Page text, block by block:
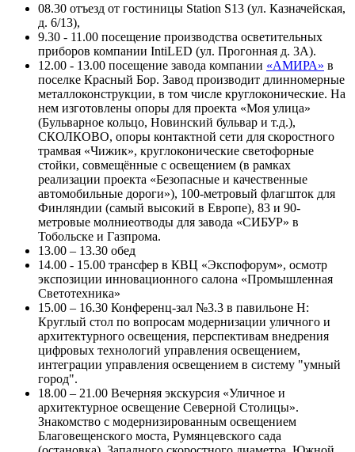
08.30 отъезд от гостиницы Station S13 (ул. Казначейская,
д. 6/13),
9.30 - 11.00 посещение производства осветительных
приборов компании IntiLED (ул. Прогонная д. 3А).
12.00 - 13.00 посещение завода компании «АМИРА» в
поселке Красный Бор. Завод производит длинномерные
металлоконструкции, в том числе круглоконические. На
нем изготовлены опоры для проекта «Моя улица»
(Бульварное кольцо, Новинский бульвар и т.д.),
СКОЛКОВО, опоры контактной сети для скоростного
трамвая «Чижик», круглоконические светофорные
стойки, совмещённые с освещением (в рамках
реализации проекта «Безопасные и качественные
автомобильные дороги»), 100-метровый флагшток для
Финляндии (самый высокий в Европе), 83 и 90-
метровые молниеотводы для завода «СИБУР» в
Тобольске и Газпрома.
13.00 – 13.30 обед
14.00 - 15.00 трансфер в КВЦ «Экспофорум», осмотр
экспозиции инновационного салона «Промышленная
Светотехника»
15.00 – 16.30 Конференц-зал №3.3 в павильоне Н:
Круглый стол по вопросам модернизации уличного и
архитектурного освещения, перспективам внедрения
цифровых технологий управления освещением,
интеграции управления освещением в систему "умный
город".
18.00 – 21.00 Вечерняя экскурсия «Уличное и
архитектурное освещение Северной Столицы».
Знакомство с модернизированным освещением
Благовещенского моста, Румянцевского сада